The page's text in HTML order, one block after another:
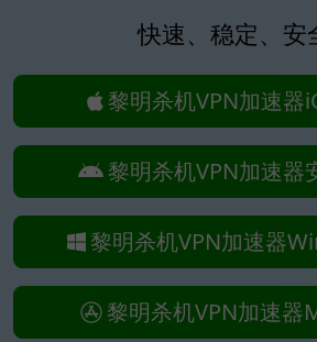
快速、稳定、安
黎明杀机VPN加速器
黎明杀机VPN加速器
黎明杀机VPN加速器
黎明杀机VPN加速器